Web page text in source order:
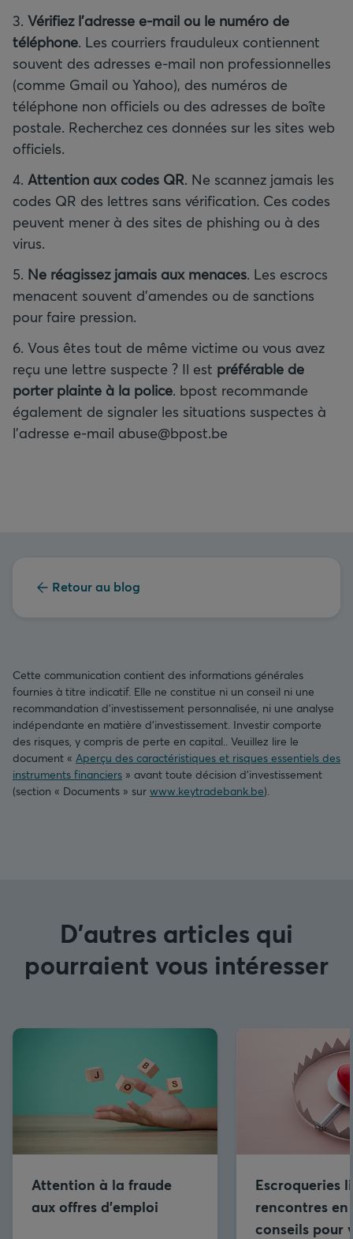
3. Vérifiez l’adresse e-mail ou le numéro de
téléphone. Les courriers frauduleux contiennent
souvent des adresses e-mail non professionnelles
(comme Gmail ou Yahoo), des numéros de
téléphone non officiels ou des adresses de boîte
postale. Recherchez ces données sur les sites web
officiels.
4. Attention aux codes QR. Ne scannez jamais les
codes QR des lettres sans vérification. Ces codes
peuvent mener à des sites de phishing ou à des
virus.
5. Ne réagissez jamais aux menaces. Les escrocs
menacent souvent d’amendes ou de sanctions
pour faire pression.
6. Vous êtes tout de même victime ou vous avez
reçu une lettre suspecte ? Il est préférable de
porter plainte à la police. bpost recommande
également de signaler les situations suspectes à
l’adresse e-mail abuse@bpost.be
Retour au blog
Cette communication contient des informations générales
fournies à titre indicatif. Elle ne constitue ni un conseil ni une
recommandation d’investissement personnalisée, ni une analyse
indépendante en matière d’investissement. Investir comporte
des risques, y compris de perte en capital.. Veuillez lire le
document « Aperçu des caractéristiques et risques essentiels des
instruments financiers » avant toute décision d’investissement
(section « Documents » sur www.keytradebank.be).
D'autres articles qui
pourraient vous intéresser
Attention à la fraude
aux offres d’emploi
Escroqueries
rencontres en
conseils pour